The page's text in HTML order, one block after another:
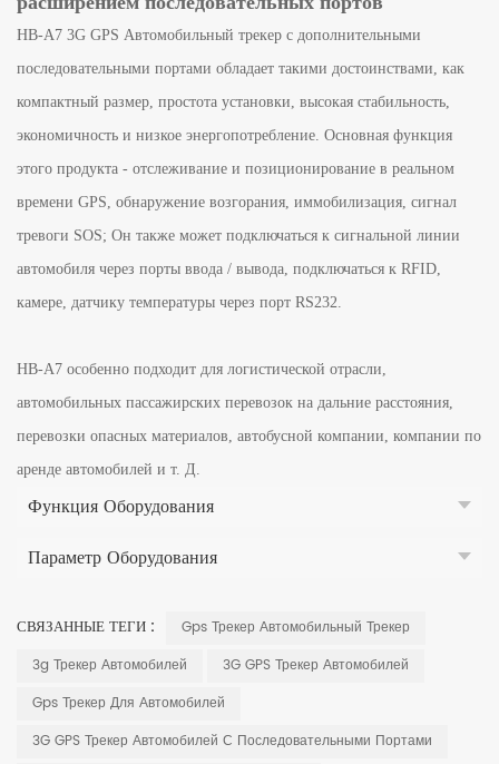
HB-A7 3G GPS Автомобильный трекер с дополнительными
последовательными портами обладает такими достоинствами, как
компактный размер, простота установки, высокая стабильность,
экономичность и низкое энергопотребление. Основная функция
этого продукта - отслеживание и позиционирование в реальном
времени GPS, обнаружение возгорания, иммобилизация, сигнал
тревоги SOS; Он также может подключаться к сигнальной линии
автомобиля через порты ввода / вывода, подключаться к RFID,
камере, датчику температуры через порт RS232.
HB-A7 особенно подходит для логистической отрасли,
автомобильных пассажирских перевозок на дальние расстояния,
перевозки опасных материалов, автобусной компании, компании по
аренде автомобилей и т. Д.
Функция Оборудования
Параметр Оборудования
СВЯЗАННЫЕ ТЕГИ :
Gps Трекер Автомобильный Трекер
3g Трекер Автомобилей
3G GPS Трекер Автомобилей
Gps Трекер Для Автомобилей
3G GPS Трекер Автомобилей С Последовательными Портами